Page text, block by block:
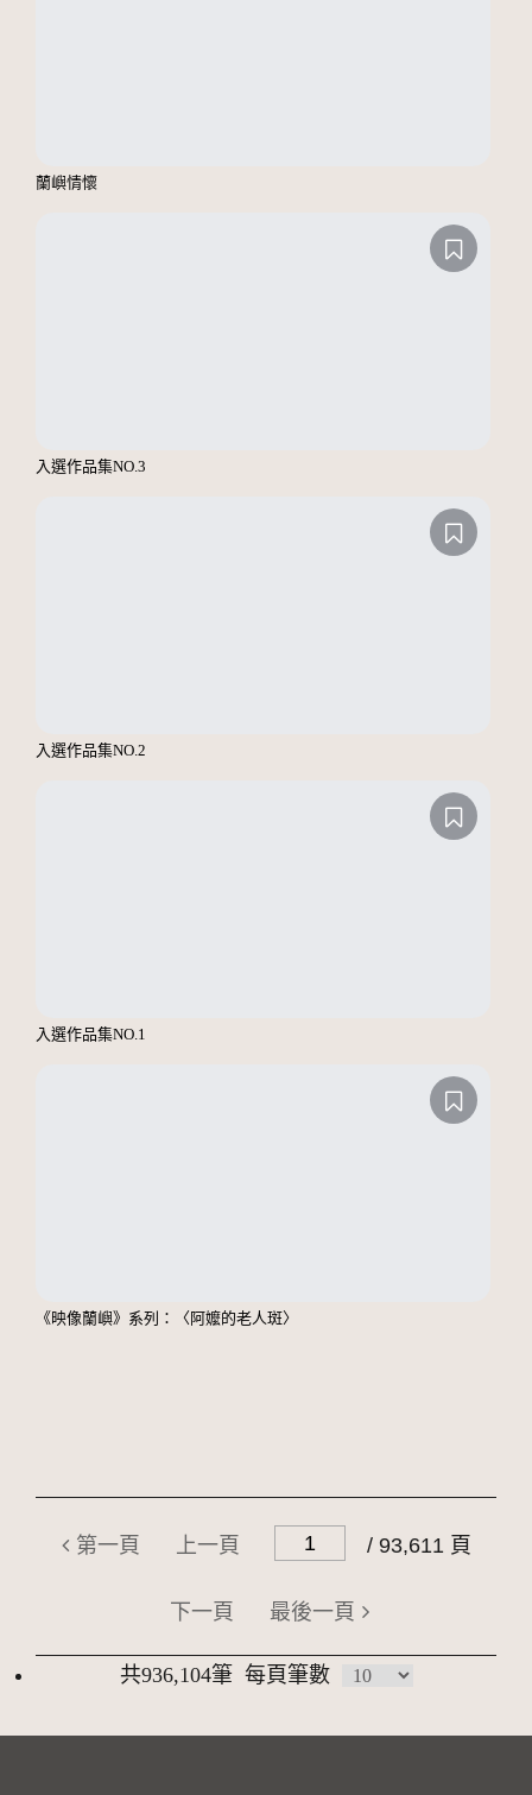
蘭嶼情懷
入選作品集NO.3
入選作品集NO.2
入選作品集NO.1
《映像蘭嶼》系列：〈阿嬤的老人斑〉
第一頁 上一頁 / 93,611 頁
下一頁 最後一頁
共936,104筆 每頁筆數